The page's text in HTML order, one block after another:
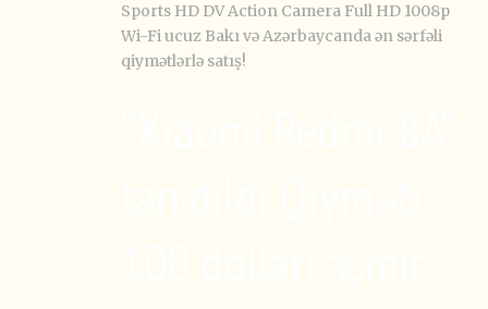
Sports HD DV Action Camera Full HD 1008p
Wi-Fi ucuz Bakı və Azərbaycanda ən sərfəli
qiymətlərlə satış!